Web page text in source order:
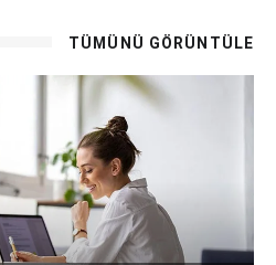
TÜMÜNÜ GÖRÜNTÜLE